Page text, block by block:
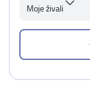
Moje živali